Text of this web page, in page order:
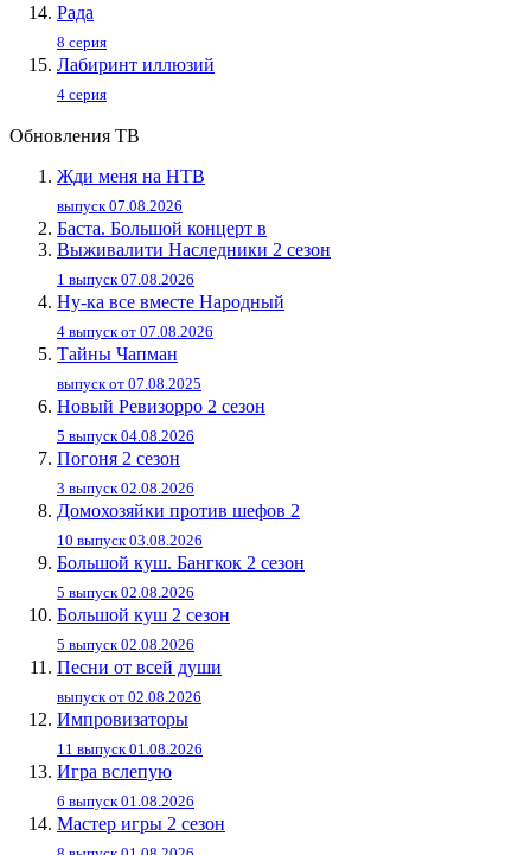
Рада
8 серия
Лабиринт иллюзий
4 серия
Обновления ТВ
Жди меня на НТВ
выпуск 07.08.2026
Баста. Большой концерт в
Выживалити Наследники 2 сезон
1 выпуск 07.08.2026
Ну-ка все вместе Народный
4 выпуск от 07.08.2026
Тайны Чапман
выпуск от 07.08.2025
Новый Ревизорро 2 сезон
5 выпуск 04.08.2026
Погоня 2 сезон
3 выпуск 02.08.2026
Домохозяйки против шефов 2
10 выпуск 03.08.2026
Большой куш. Бангкок 2 сезон
5 выпуск 02.08.2026
Большой куш 2 сезон
5 выпуск 02.08.2026
Песни от всей души
выпуск от 02.08.2026
Импровизаторы
11 выпуск 01.08.2026
Игра вслепую
6 выпуск 01.08.2026
Мастер игры 2 сезон